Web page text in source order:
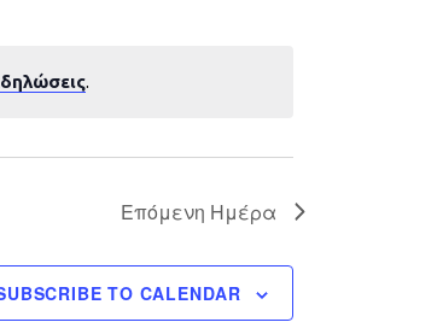
.
Επόμενη Ημέρα
TO CALENDAR